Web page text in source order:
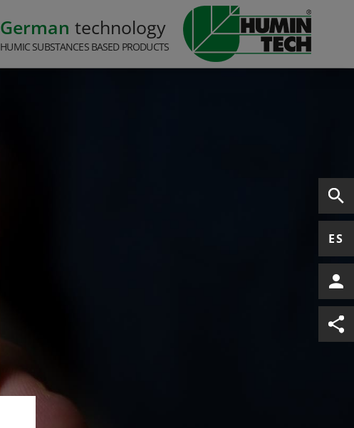
German technology
HUMIC SUBSTANCES BASED PRODUCTS
ES